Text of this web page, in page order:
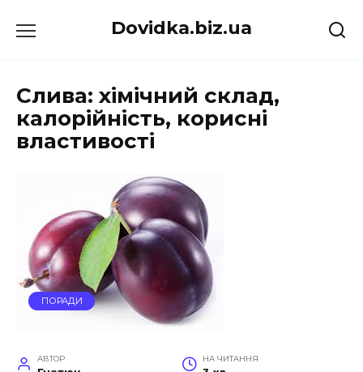
до
Dovidka.biz.ua
Слива: хімічний склад,
калорійність, корисні
властивості
ПОРАДИ
АВТОР НА ЧИТАННЯ